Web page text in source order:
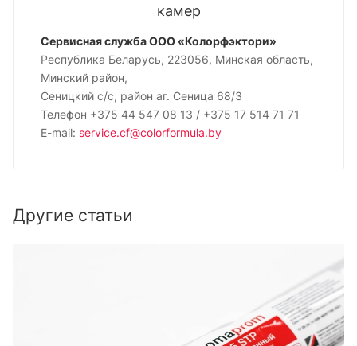
камер
Сервисная служба ООО «Колорфэктори»
Республика Беларусь, 223056, Минская область,
Минский район,
Сеницкий с/с, район аг. Сеница 68/3
Телефон +375 44 547 08 13 / +375 17 514 71 71
E-mail: service.cf@colorformula.by
Другие статьи